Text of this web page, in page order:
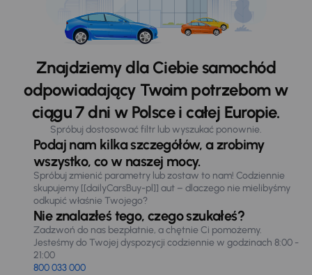
Znajdziemy dla Ciebie samochód
odpowiadający Twoim potrzebom w
ciągu 7 dni w Polsce i całej Europie.
Spróbuj dostosować filtr lub wyszukać ponownie.
Podaj nam kilka szczegółów, a zrobimy
wszystko, co w naszej mocy.
Spróbuj zmienić parametry lub zostaw to nam! Codziennie
skupujemy [[dailyCarsBuy-pl]] aut – dlaczego nie mielibyśmy
odkupić właśnie Twojego?
Nie znalazłeś tego, czego szukałeś?
Zadzwoń do nas bezpłatnie, a chętnie Ci pomożemy.
Jesteśmy do Twojej dyspozycji codziennie w godzinach 8:00 -
21:00
800 033 000